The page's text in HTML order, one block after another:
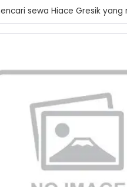
sewa Hiace Gresik yang